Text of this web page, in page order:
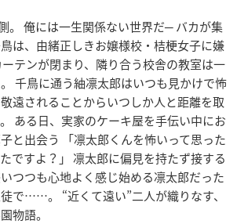
。 俺には一生関係ない世界だ─ バカが集
は、由緒正しきお嬢様校・桔梗女子に嫌
テンが閉まり、隣り合う校舎の教室は一
千鳥に通う紬凛太郎はいつも見かけで怖
遠されることからいつしか人と距離を取
ある日、実家のケーキ屋を手伝い中にお
と出会う 「凛太郎くんを怖いって思った
ですよ？」 凛太郎に偏見を持たず接する
つつも心地よく感じ始める凛太郎だった
で……。 “近くて遠い”二人が織りなす、
物語。